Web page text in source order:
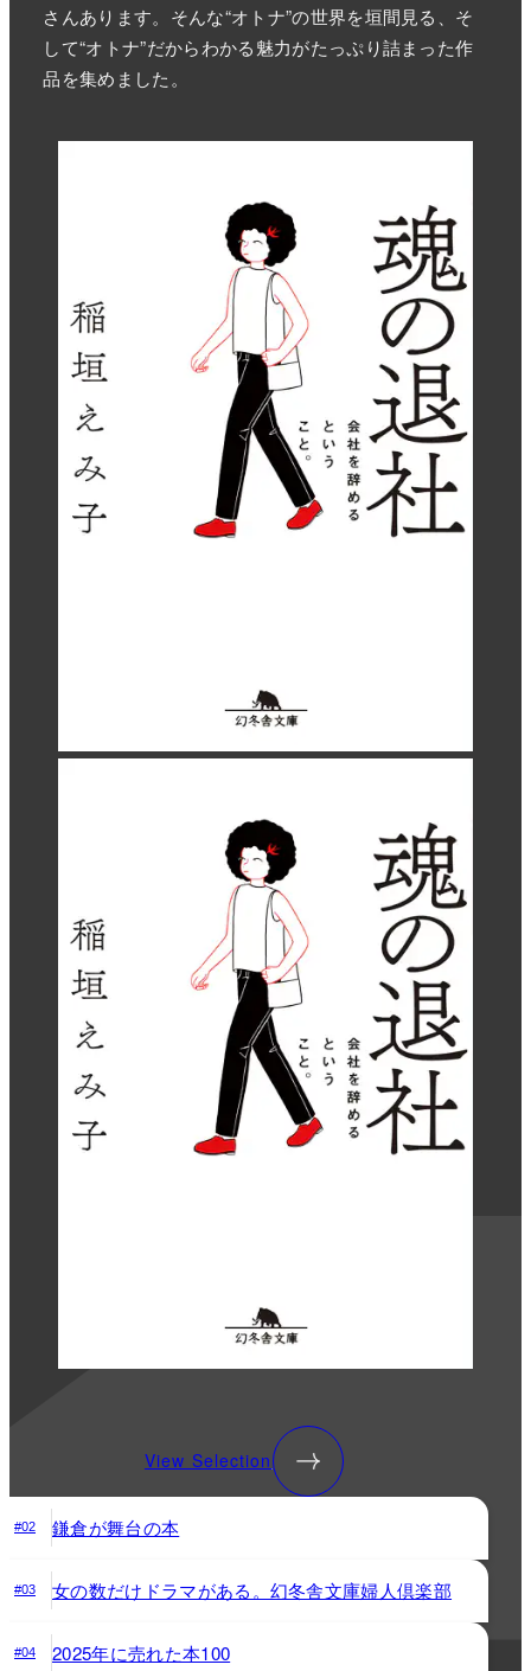
さんあります。そんな“オトナ”の世界を垣間見る、そ
して“オトナ”だからわかる魅力がたっぷり詰まった作
品を集めました。
View Selection
#02 鎌倉が舞台の本
#03 女の数だけドラマがある。幻冬舎文庫婦人倶楽部
#04 2025年に売れた本100